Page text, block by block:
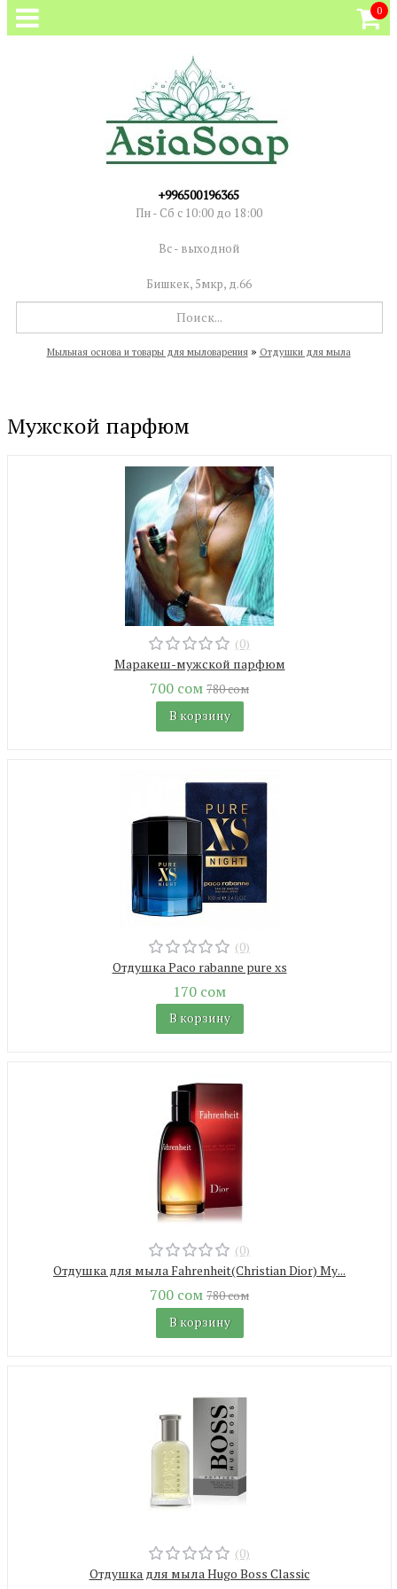
0
+996500196365
Пн - Сб с 10:00 до 18:00
Вс - выходной
Бишкек, 5мкр, д.66
Мыльная основа и товары для мыловарения » Отдушки для мыла
Мужской парфюм
(0)
Маракеш-мужской парфюм
700 сом 780 сом
В корзину
(0)
Отдушка Paco rabanne pure xs
170 сом
В корзину
(0)
Отдушка для мыла Fahrenheit(Christian Dior) Му...
700 сом 780 сом
В корзину
(0)
Отдушка для мыла Hugo Boss Classic